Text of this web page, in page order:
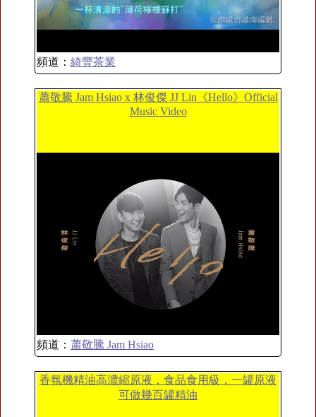
頻道： 綺豐茶業
蕭敬騰 Jam Hsiao x 林俊傑 JJ Lin《Hello》Official
Music Video
頻道： 蕭敬騰 Jam Hsiao
香氛機精油高濃縮原液，食品食用級，一罐原液
可做幾百罐精油